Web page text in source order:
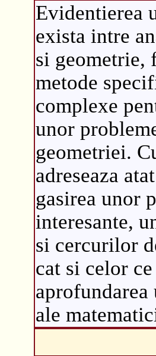
Evidentierea
exista intre
si geometrie,
metode
complexe
unor
geometriei.
adreseaza
gasirea unor
interesante,
si cercurilor
cat si celor
ale